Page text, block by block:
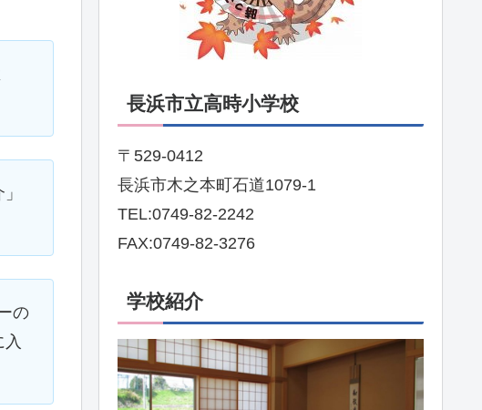
の
長浜市立高時小学校
〒529-0412
長浜市木之本町石道1079-1
TEL:0749-82-2242
FAX:0749-82-3276
学校紹介